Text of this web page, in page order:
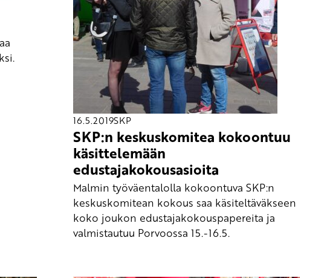
16.5.2019SKP
SKP:n keskuskomitea kokoontuu
käsittelemään
edustajakokousasioita
Malmin työväentalolla kokoontuva SKP:n
keskuskomitean kokous saa käsiteltäväkseen
koko joukon edustajakokouspapereita ja
valmistautuu Porvoossa 15.-16.5.